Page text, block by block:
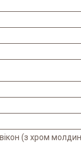
(з хром